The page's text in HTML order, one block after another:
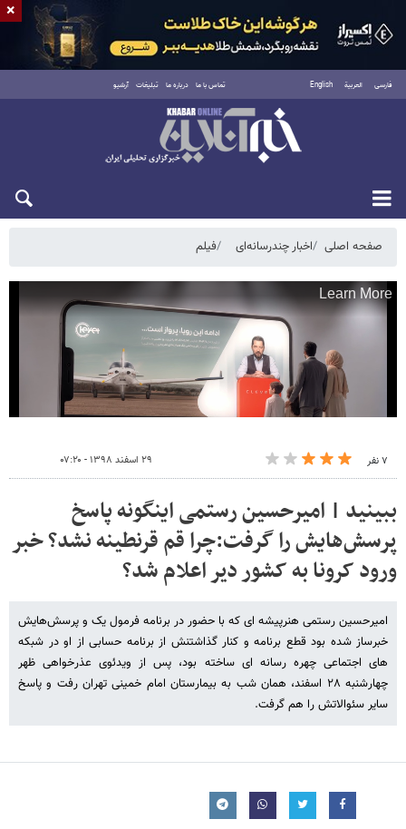
فارسی العربية English تماس با ما درباره ما تبلیغات آرشیو
شنبه ۱۷ مرداد ۱۴۰۵
صفحه اصلی اخبار چندرسانه‌ای فیلم
۷ نفر ۲۹ اسفند ۱۳۹۸ - ۰۷:۲۰
ببینید | امیرحسین رستمی اینگونه پاسخ
پرسش‌هایش را گرفت:چرا قم قرنطینه نشد؟ خبر
ورود کرونا به کشور دیر اعلام شد؟
امیرحسین رستمی هنرپیشه ای که با حضور در برنامه فرمول یک و پرسش‌هایش
خبرساز شده بود قطع برنامه و کنار گذاشتنش از برنامه حسابی از او در شبکه
های اجتماعی چهره رسانه ای ساخته بود، پس از ویدئوی عذرخواهی ظهر
چهارشنبه ۲۸ اسفند، همان شب به بیمارستان امام خمینی تهران رفت و پاسخ
سایر سئوالاتش را هم گرفت.
×